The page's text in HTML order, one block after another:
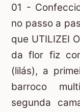
01 -
no passo a
que UTILIZEI
da flor fiz
(lilás), a
barroco
segunda